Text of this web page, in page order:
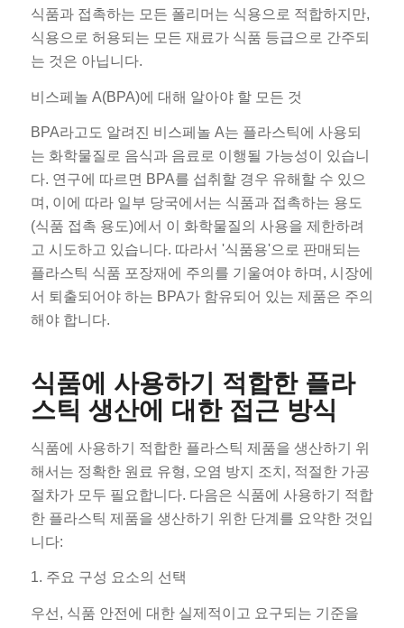
식품과 접촉하는 모든 폴리머는 식용으로 적합하지만,
식용으로 허용되는 모든 재료가 식품 등급으로 간주되
는 것은 아닙니다.
비스페놀 A(BPA)에 대해 알아야 할 모든 것
BPA라고도 알려진 비스페놀 A는 플라스틱에 사용되
는 화학물질로 음식과 음료로 이행될 가능성이 있습니
다. 연구에 따르면 BPA를 섭취할 경우 유해할 수 있으
며, 이에 따라 일부 당국에서는 식품과 접촉하는 용도
(식품 접촉 용도)에서 이 화학물질의 사용을 제한하려
고 시도하고 있습니다. 따라서 '식품용'으로 판매되는
플라스틱 식품 포장재에 주의를 기울여야 하며, 시장에
서 퇴출되어야 하는 BPA가 함유되어 있는 제품은 주의
해야 합니다.
식품에 사용하기 적합한 플라
스틱 생산에 대한 접근 방식
식품에 사용하기 적합한 플라스틱 제품을 생산하기 위
해서는 정확한 원료 유형, 오염 방지 조치, 적절한 가공
절차가 모두 필요합니다. 다음은 식품에 사용하기 적합
한 플라스틱 제품을 생산하기 위한 단계를 요약한 것입
니다:
1. 주요 구성 요소의 선택
우선, 식품 안전에 대한 실제적이고 요구되는 기준을